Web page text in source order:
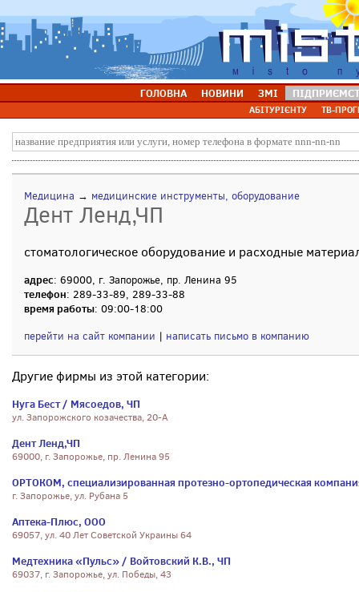
ГОЛОВНА НОВИНИ ЗМІ
АБІТУРІЄНТУ ТВ-
Медицина → медицинские инструменты, оборудование
Дент Ленд,ЧП
стоматологическое оборудование и расходные
адрес: 69000, г. Запорожье, пр. Ленина 95
телефон: 289-33-89, 289-33-88
время работы: 09:00-18:00
перейти на сайт компании | написать письмо в компанию
Другие фирмы из этой категории:
Нуга Бест / Мясоедов, ЧП
ул. Запорожского козачества, 20-А
Дент Ленд,ЧП
69000, г. Запорожье, пр. Ленина 95
ОРТОКОМ, специализированная протезно-ортопедическая
г. Запорожье, ул. Рубана 5
Аптека-Плюс, ООО
69057, ул. 40 Лет Советской Украины 64
Медтехника «Пульс» / Войтовский К.В., ЧП
69037, г. Запорожье, ул. Победы, 43